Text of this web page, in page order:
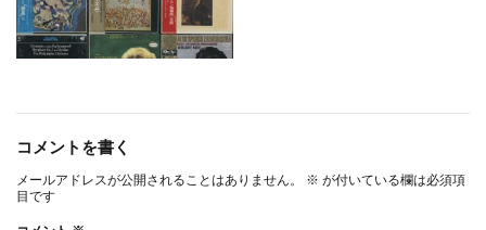
コメントを書く
メールアドレスが公開されることはありません。 ※ が付いている欄は必須項
目です